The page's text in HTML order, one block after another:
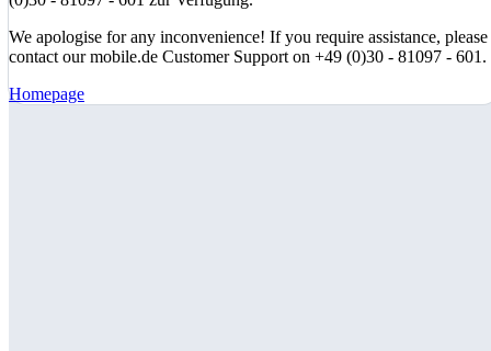
We apologise for any inconvenience! If you require assistance, please
contact our mobile.de Customer Support on +49 (0)30 - 81097 - 601.
Homepage